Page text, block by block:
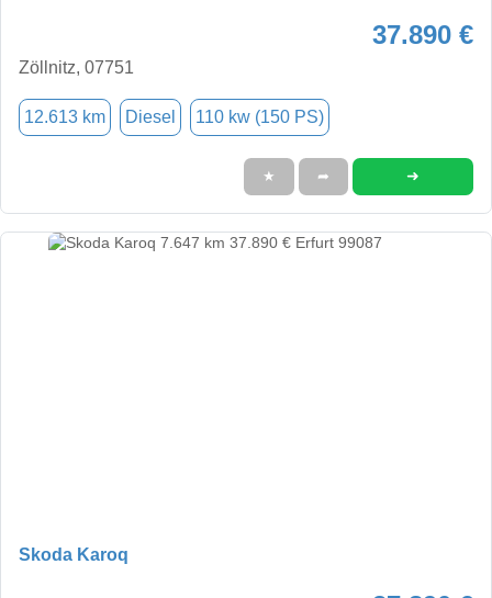
37.890 €
Zöllnitz, 07751
12.613 km Diesel 110 kw (150 PS)
★ ➦ ➜
Skoda Karoq